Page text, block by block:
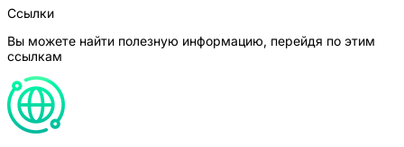
Ссылки
Вы можете найти полезную информацию, перейдя по этим
ссылкам